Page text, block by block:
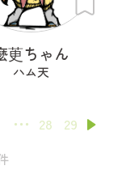
茰ちゃん
ハム天
28 29